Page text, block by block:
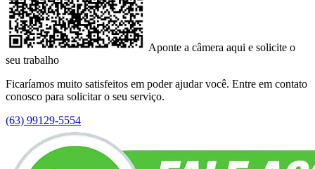
Aponte a câmera aqui e solicite o
seu trabalho
Ficaríamos muito satisfeitos em poder ajudar você. Entre em contato
conosco para solicitar o seu serviço.
(63) 99129-5554